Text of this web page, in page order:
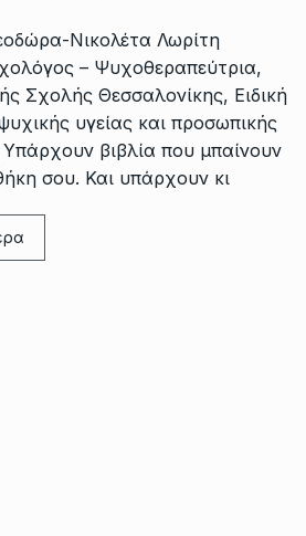
Νικολέτα Λωρίτη
– Ψυχοθεραπεύτρια,
Σχολής Θεσσαλονίκης, Ειδική
υγείας και προσωπικής
βιβλία που μπαίνουν
σου. Και υπάρχουν κι